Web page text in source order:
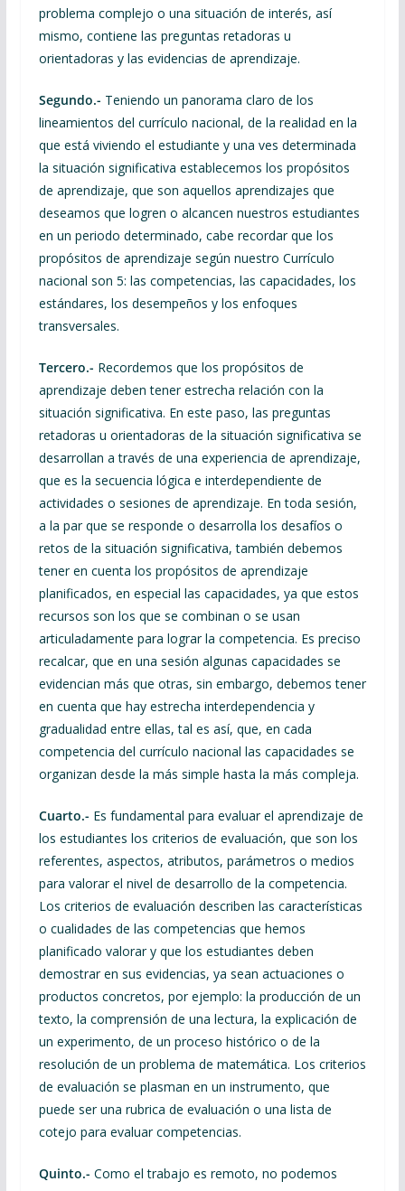
problema complejo o una situación de interés, así
mismo, contiene las preguntas retadoras u
orientadoras y las evidencias de aprendizaje.
Segundo.- Teniendo un panorama claro de los
lineamientos del currículo nacional, de la realidad en la
que está viviendo el estudiante y una ves determinada
la situación significativa establecemos los propósitos
de aprendizaje, que son aquellos aprendizajes que
deseamos que logren o alcancen nuestros estudiantes
en un periodo determinado, cabe recordar que los
propósitos de aprendizaje según nuestro Currículo
nacional son 5: las competencias, las capacidades, los
estándares, los desempeños y los enfoques
transversales.
Tercero.- Recordemos que los propósitos de
aprendizaje deben tener estrecha relación con la
situación significativa. En este paso, las preguntas
retadoras u orientadoras de la situación significativa se
desarrollan a través de una experiencia de aprendizaje,
que es la secuencia lógica e interdependiente de
actividades o sesiones de aprendizaje. En toda sesión,
a la par que se responde o desarrolla los desafíos o
retos de la situación significativa, también debemos
tener en cuenta los propósitos de aprendizaje
planificados, en especial las capacidades, ya que estos
recursos son los que se combinan o se usan
articuladamente para lograr la competencia. Es preciso
recalcar, que en una sesión algunas capacidades se
evidencian más que otras, sin embargo, debemos tener
en cuenta que hay estrecha interdependencia y
gradualidad entre ellas, tal es así, que, en cada
competencia del currículo nacional las capacidades se
organizan desde la más simple hasta la más compleja.
Cuarto.- Es fundamental para evaluar el aprendizaje de
los estudiantes los criterios de evaluación, que son los
referentes, aspectos, atributos, parámetros o medios
para valorar el nivel de desarrollo de la competencia.
Los criterios de evaluación describen las características
o cualidades de las competencias que hemos
planificado valorar y que los estudiantes deben
demostrar en sus evidencias, ya sean actuaciones o
productos concretos, por ejemplo: la producción de un
texto, la comprensión de una lectura, la explicación de
un experimento, de un proceso histórico o de la
resolución de un problema de matemática. Los criterios
de evaluación se plasman en un instrumento, que
puede ser una rubrica de evaluación o una lista de
cotejo para evaluar competencias.
Quinto.- Como el trabajo es remoto, no podemos